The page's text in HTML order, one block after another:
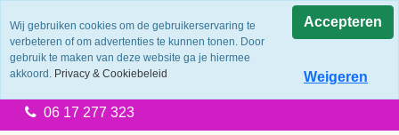
Levering 2 werkdagen
Gratis verzending vanaf €65.00
06 17 277 323
Wij gebruiken cookies om de gebruikerservaring te
verbeteren of om advertenties te kunnen tonen. Door
gebruik te maken van deze website ga je hiermee
akkoord. Privacy & Cookiebeleid
Accepteren
Weigeren